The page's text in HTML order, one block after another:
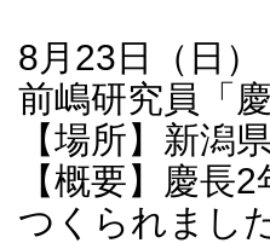
8月23日（日）
前嶋研究員「
【場所】新潟
【概要】慶長
つくられまし